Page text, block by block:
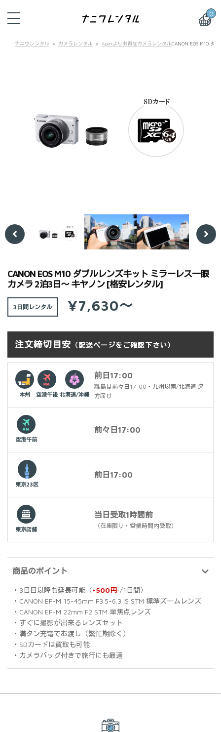
0
ナニワレンタル カメラレンタル Apexよりお得なカメラレンタルCANON EOS M10 ダ
CANON EOS M10 ダブルレンズキット ミラーレス一眼
カメラ 2泊3日～ キヤノン [格安レンタル]
3日間 ¥7,630～
注文締切目安 （配送ページをご確認下さい）
本州 空港午後 北海道/沖縄
前日17:00
離島は前々日17:00・九州以南/北海道 夕
方届け
空港午前
前々日17:00
東京23区
前日17:00
東京店舗
当日受取1時間前
（在庫限り・営業時間内受取）
商品のポイント
・3日目以降も延長可能（+500円~/1日間）
・CANON EF-M 15-45mm F3.5-6.3 IS STM 標準ズームレンズ
・CANON EF-M 22mm F2 STM 単焦点レンズ
・すぐに撮影が出来るレンズセット
・満タン充電でお渡し（繁忙期除く）
・SDカードは買取も可能
・カメラバッグ付きで旅行にも最適